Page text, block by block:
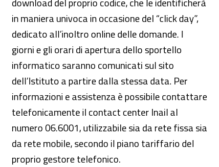
in maniera univoca in occasione del “click day”,
dedicato all’inoltro online delle domande. I
giorni e gli orari di apertura dello sportello
informatico saranno comunicati sul sito
dell’Istituto a partire dalla stessa data. Per
informazioni e assistenza è possibile contattare
telefonicamente il contact center Inail al
numero 06.6001, utilizzabile sia da rete fissa sia
da rete mobile, secondo il piano tariffario del
proprio gestore telefonico.